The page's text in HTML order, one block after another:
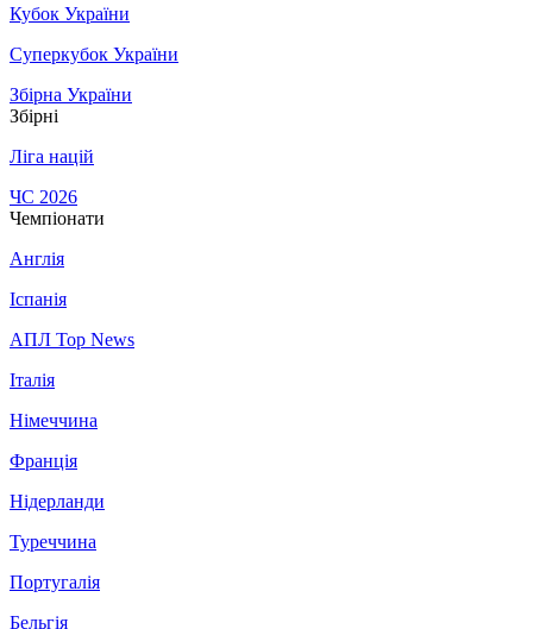
Кубок України
Суперкубок України
Збірна України
Збірні
Ліга націй
ЧС 2026
Чемпіонати
Англія
Іспанія
АПЛ Top News
Італія
Німеччина
Франція
Нідерланди
Туреччина
Португалія
Бельгія